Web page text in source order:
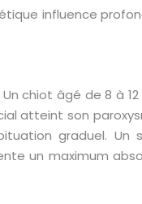
influence
chiot âgé de 8 à
atteint son
graduel.
un maximum